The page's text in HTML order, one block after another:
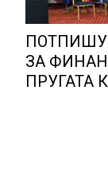
ЗА
ПРУГАТА